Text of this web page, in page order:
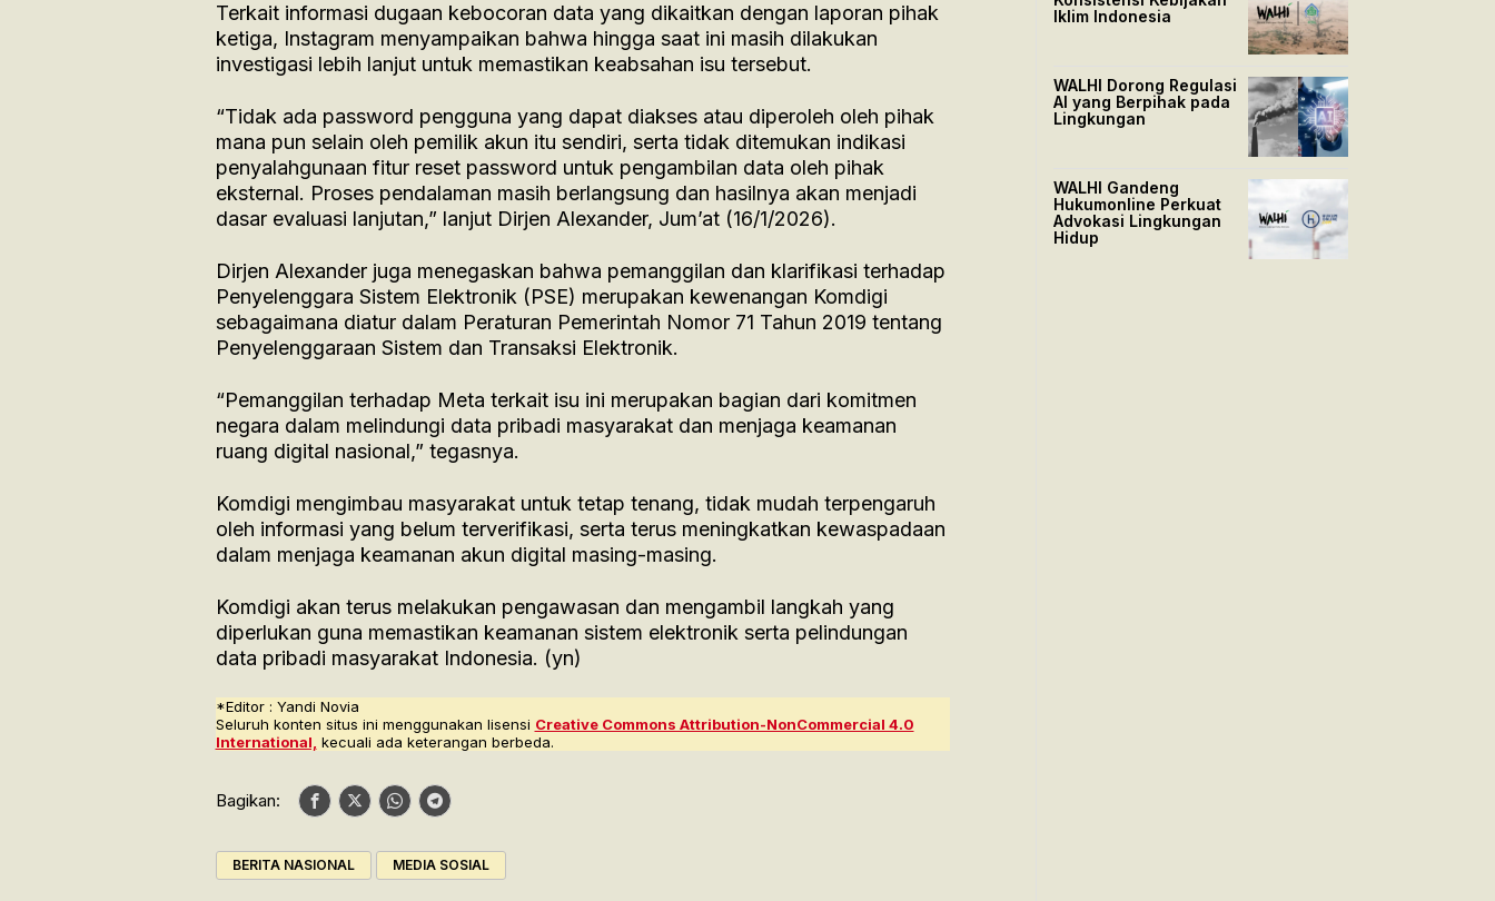
Terkait informasi dugaan kebocoran data yang dikaitkan dengan laporan pihak
ketiga, Instagram menyampaikan bahwa hingga saat ini masih dilakukan
investigasi lebih lanjut untuk memastikan keabsahan isu tersebut.
“Tidak ada password pengguna yang dapat diakses atau diperoleh oleh pihak
mana pun selain oleh pemilik akun itu sendiri, serta tidak ditemukan indikasi
penyalahgunaan fitur reset password untuk pengambilan data oleh pihak
eksternal. Proses pendalaman masih berlangsung dan hasilnya akan menjadi
dasar evaluasi lanjutan,” lanjut Dirjen Alexander, Jum’at (16/1/2026).
Dirjen Alexander juga menegaskan bahwa pemanggilan dan klarifikasi terhadap
Penyelenggara Sistem Elektronik (PSE) merupakan kewenangan Komdigi
sebagaimana diatur dalam Peraturan Pemerintah Nomor 71 Tahun 2019 tentang
Penyelenggaraan Sistem dan Transaksi Elektronik.
“Pemanggilan terhadap Meta terkait isu ini merupakan bagian dari komitmen
negara dalam melindungi data pribadi masyarakat dan menjaga keamanan
ruang digital nasional,” tegasnya.
Komdigi mengimbau masyarakat untuk tetap tenang, tidak mudah terpengaruh
oleh informasi yang belum terverifikasi, serta terus meningkatkan kewaspadaan
dalam menjaga keamanan akun digital masing-masing.
Komdigi akan terus melakukan pengawasan dan mengambil langkah yang
diperlukan guna memastikan keamanan sistem elektronik serta pelindungan
data pribadi masyarakat Indonesia. (yn)
*Editor : Yandi Novia
Seluruh konten situs ini menggunakan lisensi Creative Commons Attribution-NonCommercial 4.0
International, kecuali ada keterangan berbeda.
Bagikan:
BERITA NASIONAL MEDIA SOSIAL
Iklim Indonesia
WALHI Dorong Regulasi
AI yang Berpihak pada
Lingkungan
WALHI Gandeng
Hukumonline Perkuat
Advokasi Lingkungan
Hidup